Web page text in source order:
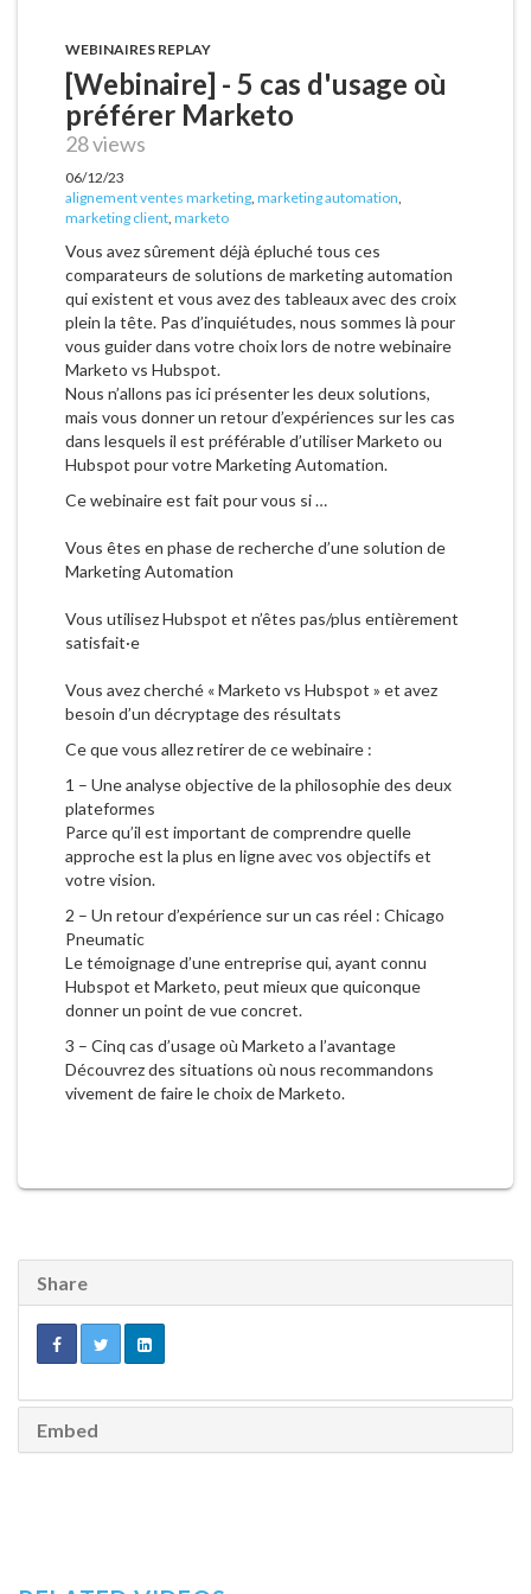
WEBINAIRES REPLAY
[Webinaire] - 5 cas d'usage où
préférer Marketo
28 views
06/12/23
alignement ventes marketing marketing automation
marketing client marketo
Vous avez sûrement déjà épluché tous ces
comparateurs de solutions de marketing automation
qui existent et vous avez des tableaux avec des croix
plein la tête. Pas d’inquiétudes, nous sommes là pour
vous guider dans votre choix lors de notre webinaire
Marketo vs Hubspot.
Nous n’allons pas ici présenter les deux solutions,
mais vous donner un retour d’expériences sur les cas
dans lesquels il est préférable d’utiliser Marketo ou
Hubspot pour votre Marketing Automation.
Ce webinaire est fait pour vous si …
Vous êtes en phase de recherche d’une solution de
Marketing Automation
Vous utilisez Hubspot et n’êtes pas/plus entièrement
satisfait·e
Vous avez cherché « Marketo vs Hubspot » et avez
besoin d’un décryptage des résultats
Ce que vous allez retirer de ce webinaire :
1 – Une analyse objective de la philosophie des deux
plateformes
Parce qu’il est important de comprendre quelle
approche est la plus en ligne avec vos objectifs et
votre vision.
2 – Un retour d’expérience sur un cas réel : Chicago
Pneumatic
Le témoignage d’une entreprise qui, ayant connu
Hubspot et Marketo, peut mieux que quiconque
donner un point de vue concret.
3 – Cinq cas d’usage où Marketo a l’avantage
Découvrez des situations où nous recommandons
vivement de faire le choix de Marketo.
Share
Embed